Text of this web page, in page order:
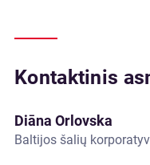
Kontaktinis
Diāna Orlovska
Baltijos šalių